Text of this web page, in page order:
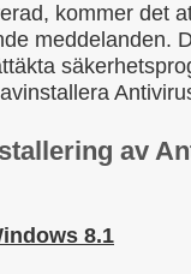
kommer det
meddelanden.
av
8.1